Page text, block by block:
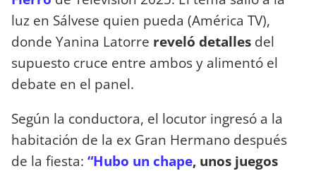
luz en Sálvese quien pueda (América TV),
donde Yanina Latorre reveló detalles del
supuesto cruce entre ambosy alimentó el
debate en el panel.
Según la conductora, el locutor ingresó a la
habitación de la ex Gran Hermano después
de la fiesta: “Hubo un chape, unos juegos